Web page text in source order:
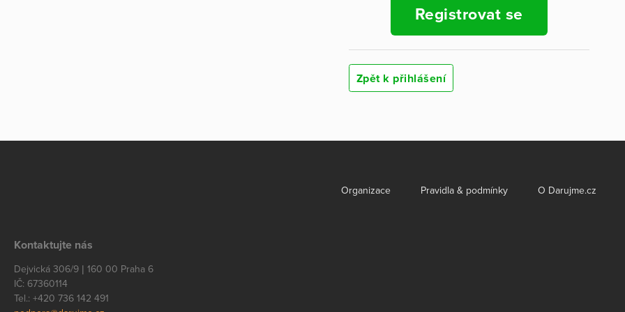
Registrovat se
Zpět k přihlášení
Organizace Pravidla & podmínky O Darujme.cz
Kontaktujte nás
Dejvická 306/9 | 160 00 Praha 6
IČ: 67360114
Tel.: +420 736 142 491